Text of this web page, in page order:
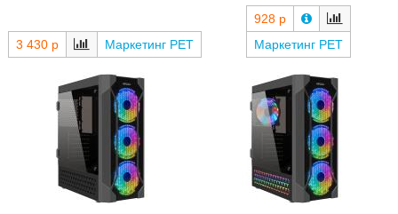
3 430 р Маркетинг РЕТ
928 р
Маркетинг РЕТ